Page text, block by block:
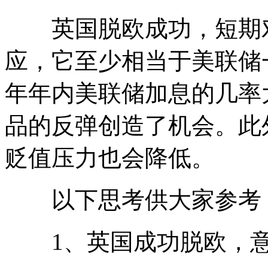
英国脱欧成功，短期
应，它至少相当于美联
年年内美联储加息的几
品的反弹创造了机会。
贬值压力也会降低。
以下思考供大家参考
1、英国成功脱欧，意